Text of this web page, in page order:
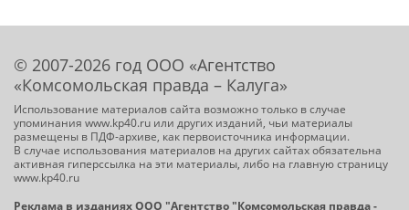
© 2007-2026 год ООО «Агентство
«Комсомольская правда – Калуга»
Использование материалов сайта возможно только в случае
упоминания www.kp40.ru или других изданий, чьи материалы
размещены в ПДФ-архиве, как первоисточника информации.
В случае использования материалов на других сайтах обязательна
активная гиперссылка на эти материалы, либо на главную страницу
www.kp40.ru
Реклама в изданиях ООО "Агентство "Комсомольская правда -